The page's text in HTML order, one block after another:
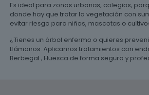
Es ideal para zonas urbanas, colegios,
donde hay que tratar la vegetación con
evitar riesgo para niños, mascotas o
¿Tienes un árbol enfermo o quieres
Llámanos. Aplicamos tratamientos con
Berbegal , Huesca de forma segura y